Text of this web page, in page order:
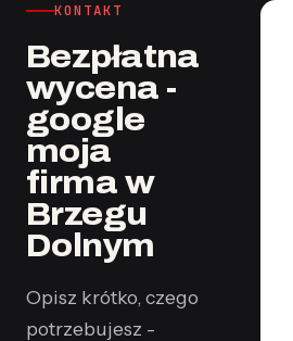
KONTAKT
Bezpłatna
wycena -
google
moja
firma w
Brzegu
Dolnym
Opisz krótko, czego
potrzebujesz -